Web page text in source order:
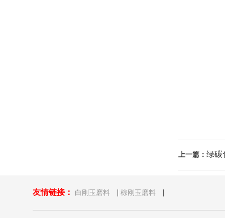
上一篇： 绿碳
友情链接： 白刚玉磨料 | 棕刚玉磨料 |